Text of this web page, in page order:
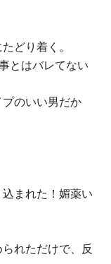
どり着く。
とはバレてない
のいい男だか
まれた！媚薬い
れただけで、反